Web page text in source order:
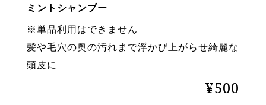
ミントシャンプー
※単品利用はできません
髪や毛穴の奥の汚れまで浮かび上がらせ綺麗な
頭皮に
¥500